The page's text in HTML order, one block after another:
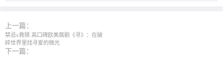
上一篇：
禁忌x救赎 高口碑欧美腐剧《寻》：在破
碎世界里找寻爱的微光
下一篇：